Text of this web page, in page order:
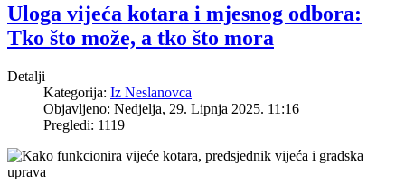
Uloga vijeća kotara i mjesnog odbora:
Tko što može, a tko što mora
Detalji
Kategorija: Iz Neslanovca
Objavljeno: Nedjelja, 29. Lipnja 2025. 11:16
Pregledi: 1119